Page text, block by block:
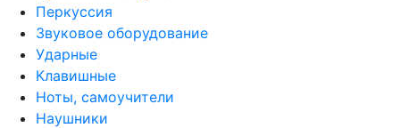
Перкуссия
Звуковое оборудование
Ударные
Клавишные
Ноты, самоучители
Наушники